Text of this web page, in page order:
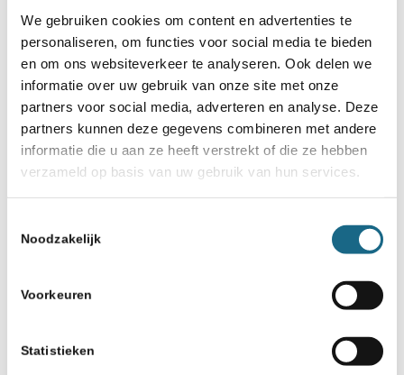
We gebruiken cookies om content en advertenties te
personaliseren, om functies voor social media te bieden
en om ons websiteverkeer te analyseren. Ook delen we
informatie over uw gebruik van onze site met onze
partners voor social media, adverteren en analyse. Deze
partners kunnen deze gegevens combineren met andere
informatie die u aan ze heeft verstrekt of die ze hebben
verzameld op basis van uw gebruik van hun services.
Noodzakelijk
Voorkeuren
Statistieken